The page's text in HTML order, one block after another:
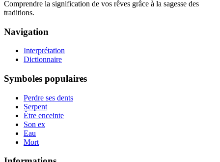
Comprendre la signification de vos rêves grâce à la sagesse des
traditions.
Navigation
Interprétation
Dictionnaire
Symboles populaires
Perdre ses dents
Serpent
Être enceinte
Son ex
Eau
Mort